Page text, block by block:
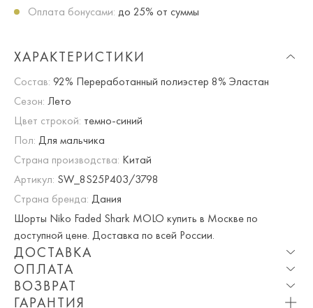
Оплата бонусами: до 25% от суммы
ХАРАКТЕРИСТИКИ
Состав: 92% Переработанный полиэстер 8% Эластан
Сезон: Лето
Цвет строкой: темно-синий
Пол: Для мальчика
Страна производства: Китай
Артикул: SW_8S25P403/3798
Страна бренда: Дания
Шорты Niko Faded Shark MOLO купить в Москве по
доступной цене. Доставка по всей России.
ДОСТАВКА
Опция частичная доставка и примерка доступна для
Москвы и МО.
ОПЛАТА
При оплате онлайн вы получаете 10% скидку. Любые
ВОЗВРАТ
ГАРАНТИЯ